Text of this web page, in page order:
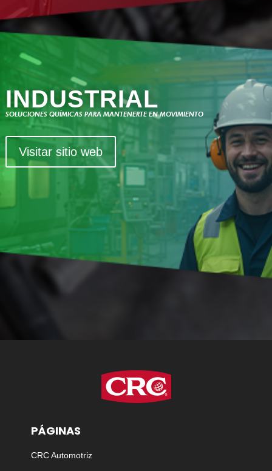
INDUSTRIAL
SOLUCIONES QUÍMICAS PARA MANTENERTE EN MOVIMIENTO
Visitar sitio web
PÁGINAS
CRC Automotriz